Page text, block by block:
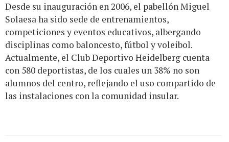
Desde su inauguración en 2006, el pabellón Miguel
Solaesa ha sido sede de entrenamientos,
competiciones y eventos educativos, albergando
disciplinas como baloncesto, fútbol y voleibol.
Actualmente, el Club Deportivo Heidelberg cuenta
con 580 deportistas, de los cuales un 38% no son
alumnos del centro, reflejando el uso compartido de
las instalaciones con la comunidad insular.